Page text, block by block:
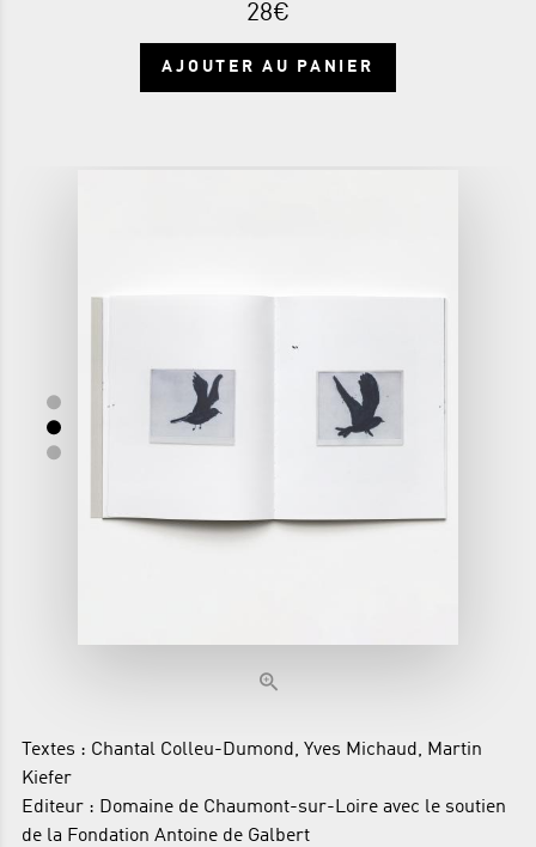
28€
AJOUTER AU PANIER
Textes : Chantal Colleu-Dumond, Yves Michaud, Martin
Kiefer
Editeur : Domaine de Chaumont-sur-Loire avec le soutien
de la Fondation Antoine de Galbert